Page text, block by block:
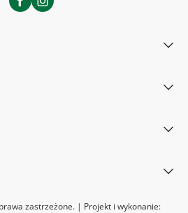
Facebook
Instagram
zastrzeżone. | Projekt i wykonanie: